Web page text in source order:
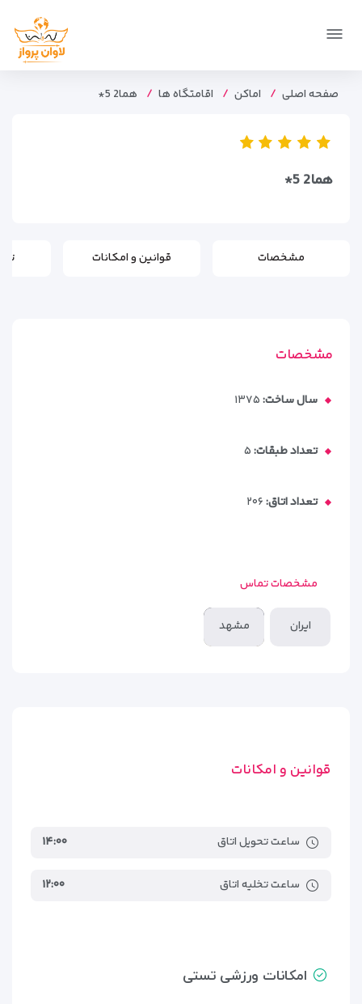
صفحه اصلی اماکن اقامتگاه ها هما2 5*
هما2 5*
مشخصات قوانین و امکانات
مشخصات
سال ساخت:۱۳۷۵
تعداد طبقات:۵
تعداد اتاق:۲۰۶
مشخصات تماس
ایران مشهد
قوانین و امکانات
ساعت تحویل اتاق ۱۴:۰۰
ساعت تخلیه اتاق ۱۲:۰۰
امکانات ورزشی تستی